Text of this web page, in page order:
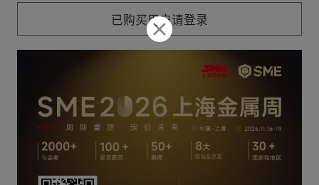
已购买用户请登录